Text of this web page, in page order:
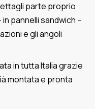
parte proprio
pannelli sandwich –
e gli angoli
in tutta Italia grazie
montata e pronta